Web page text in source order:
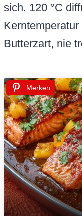
sich. 120 °C
Butterzart, nie
Merken